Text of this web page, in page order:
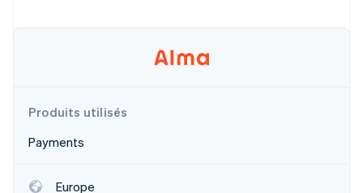
Constitution de start-up
Élimination du carbone
Vérification de l'identité
Stripe App Marketplace
Produits utilisés
Payments
Europe